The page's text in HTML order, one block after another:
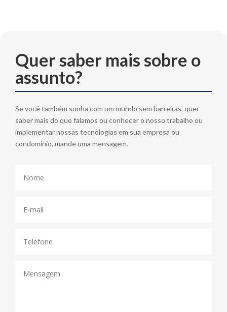
Quer saber mais sobre o
assunto?
Se você também sonha com um mundo sem barreiras, quer
saber mais do que falamos ou conhecer o nosso trabalho ou
implementar nossas tecnologias em sua empresa ou
condomínio, mande uma mensagem.